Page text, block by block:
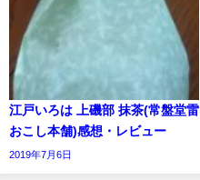
江戸いろは 上磯部 抹茶(常盤堂雷
おこし本舗)感想・レビュー
2019年7月6日